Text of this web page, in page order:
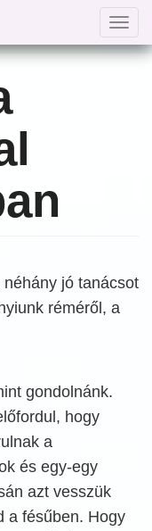
jó tanácsot
réméről, a
gondolnánk.
hogy
a
és egy-egy
azt vesszük
a fésűben. Hogy